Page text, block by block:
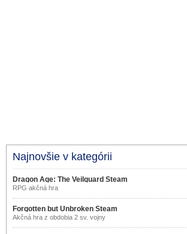
Najnovšie v kategórii
Dragon Age: The Veilguard Steam
RPG akčná hra
Forgotten but Unbroken Steam
Akčná hra z obdobia 2 sv. vojny